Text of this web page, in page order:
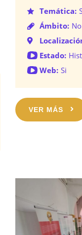
Temática:
Ámbito:
Estado:
Web: Si
VER MÁS